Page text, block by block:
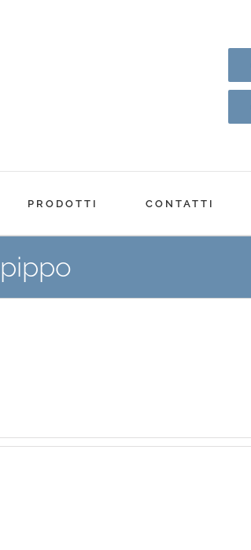
PRODOTTI CONTATTI
pippo